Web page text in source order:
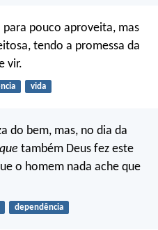
pouco aproveita, mas
tendo a promessa da
vir.
vida
do bem, mas, no dia da
também Deus fez este
o homem nada ache que
dependência